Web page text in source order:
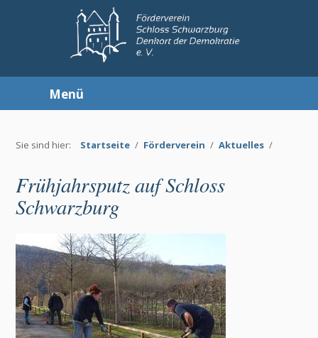
Menü
Sie sind hier: Startseite / Förderverein / Aktuelles /
Frühjahrsputz auf Schloss
Schwarzburg